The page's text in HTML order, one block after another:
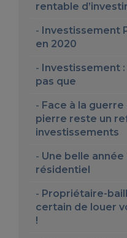
rentable
Investissement
en 2020
Investissement
pas que
Face à la
pierre reste un
investissements
Une belle année
résidentiel
Propriétaire-
certain de louer
!